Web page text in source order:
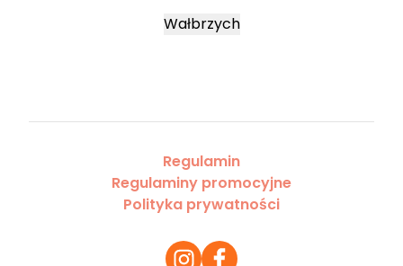
Wałbrzych
Regulamin
Regulaminy promocyjne
Polityka prywatności